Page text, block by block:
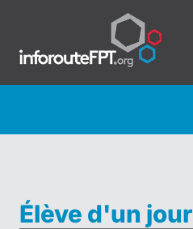
Élève d'un jour